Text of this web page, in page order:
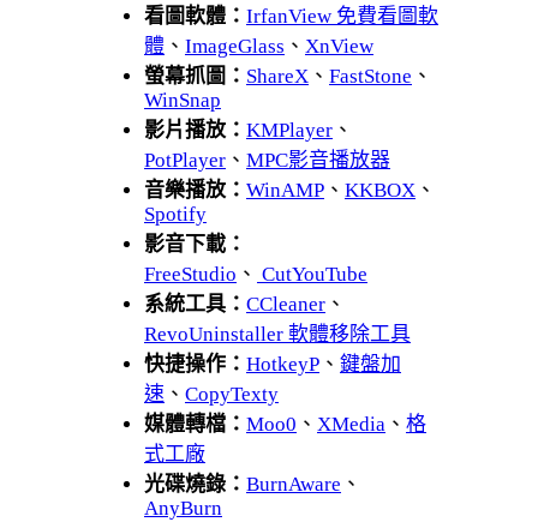
看圖軟體： IrfanView 免費看圖軟
體 、 ImageGlass 、 XnView
螢幕抓圖： ShareX 、 FastStone 、
WinSnap
影片播放： KMPlayer 、
PotPlayer 、 MPC影音播放器
音樂播放： WinAMP 、 KKBOX 、
Spotify
影音下載：
FreeStudio 、 CutYouTube
系統工具： CCleaner 、
RevoUninstaller 軟體移除工具
快捷操作： HotkeyP 、 鍵盤加
速 、 CopyTexty
媒體轉檔： Moo0 、 XMedia 、 格
式工廠
光碟燒錄： BurnAware 、
AnyBurn